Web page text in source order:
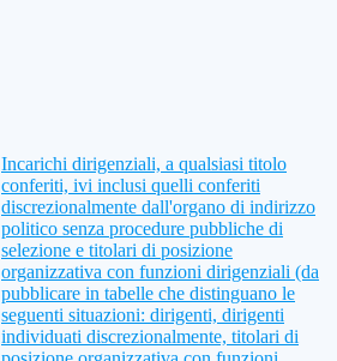
Incarichi dirigenziali, a qualsiasi titolo
conferiti, ivi inclusi quelli conferiti
discrezionalmente dall'organo di indirizzo
politico senza procedure pubbliche di
selezione e titolari di posizione
organizzativa con funzioni dirigenziali (da
pubblicare in tabelle che distinguano le
seguenti situazioni: dirigenti, dirigenti
individuati discrezionalmente, titolari di